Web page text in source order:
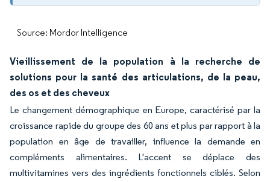
Source: Mordor Intelligence
Vieillissement de la population à la recherche de
solutions pour la santé des articulations, de la peau,
des os et des cheveux
Le changement démographique en Europe, caractérisé par la
croissance rapide du groupe des 60 ans et plus par rapport à la
population en âge de travailler, influence la demande en
compléments alimentaires. L'accent se déplace des
multivitamines vers des ingrédients fonctionnels ciblés. Selon